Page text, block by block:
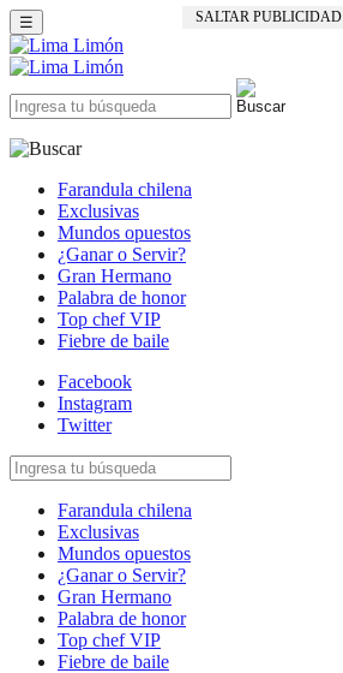
SALTAR PUBLICIDAD
☰
Farandula chilena
Exclusivas
Mundos opuestos
¿Ganar o Servir?
Gran Hermano
Palabra de honor
Top chef VIP
Fiebre de baile
Facebook
Instagram
Twitter
Farandula chilena
Exclusivas
Mundos opuestos
¿Ganar o Servir?
Gran Hermano
Palabra de honor
Top chef VIP
Fiebre de baile